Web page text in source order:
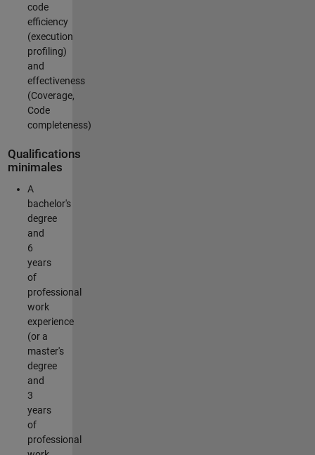
code
efficiency
(execution
profiling)
and
effectiveness
(Coverage,
Code
completeness)
Qualifications
minimales
A
bachelor's
degree
and
6
years
of
professional
work
experience
(or a
master's
degree
and
3
years
of
professional